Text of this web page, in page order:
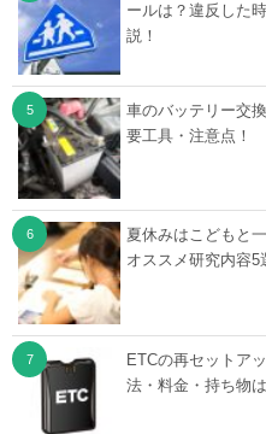
ールは？違反した
説！
車のバッテリー交
要工具・注意点！
夏休みはこどもと
オススメ研究内容5
ETCの再セットア
法・料金・持ち物